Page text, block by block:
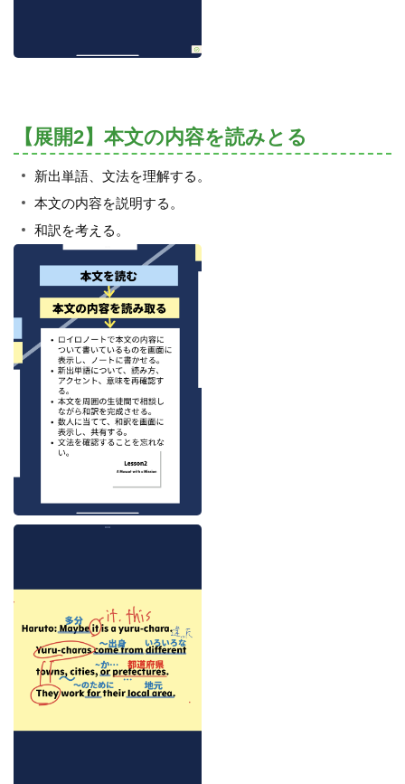
【展開2】本文の内容を読みとる
新出単語、文法を理解する。
本文の内容を説明する。
和訳を考える。